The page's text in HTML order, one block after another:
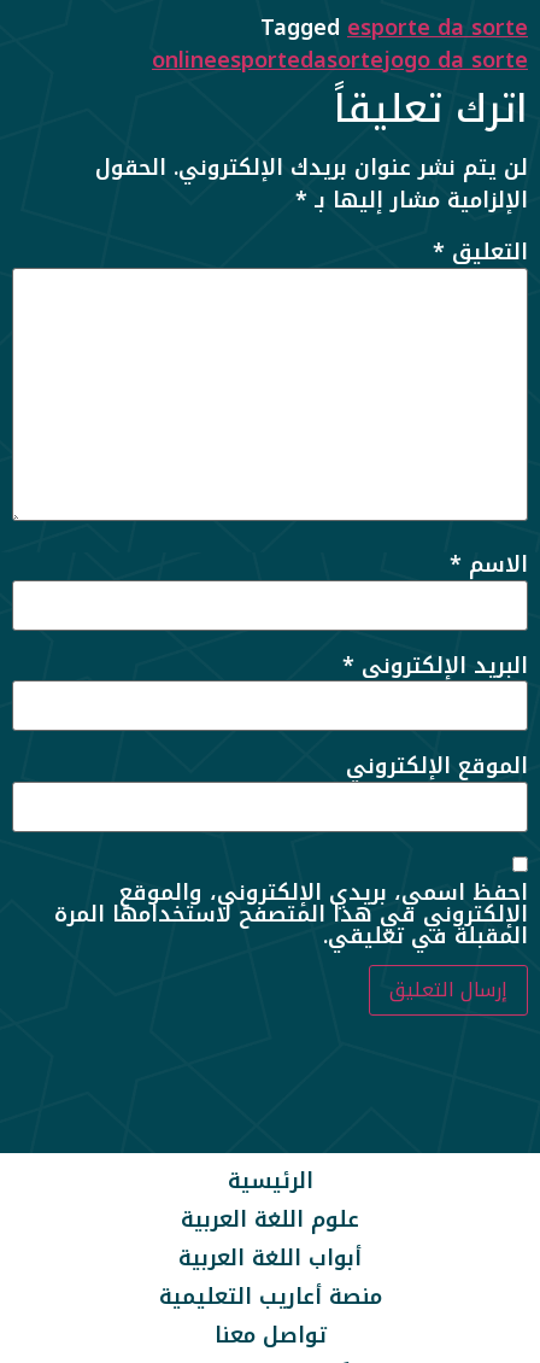
Tagged esporte da sorte
onlineesportedasortejogo da sorte
اترك تعليقاً
لن يتم نشر عنوان بريدك الإلكتروني. الحقول
الإلزامية مشار إليها بـ *
التعليق *
الاسم *
البريد الإلكتروني *
الموقع الإلكتروني
احفظ اسمي، بريدي الإلكتروني، والموقع
الإلكتروني في هذا المتصفح لاستخدامها المرة
المقبلة في تعليقي.
الرئيسية
علوم اللغة العربية
أبواب اللغة العربية
منصة أعاريب التعليمية
تواصل معنا